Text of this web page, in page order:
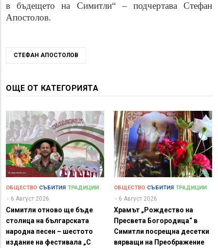
в бъдещето на Симитли“ – подчертава Стефан
Апостолов.
СТЕФАН АПОСТОЛОВ
ОЩЕ ОТ КАТЕГОРИЯТА
ОБЩЕСТВО СЪБИТИЯ ТРАДИЦИИ
6 Август 2026
Симитли отново ще бъде
столица на българската
народна песен – шестото
издание на фестивала „С
ОБЩЕСТВО СЪБИТИЯ ТРАДИЦИИ
6 Август 2026
Храмът „Рождество на
Пресвета Богородица“ в
Симитли посрещна десетки
вярващи на Преображение